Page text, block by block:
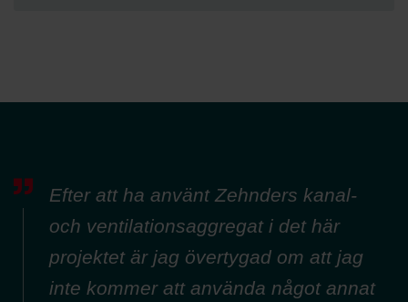
Efter att ha använt Zehnders kanal-
och ventilationsaggregat i det här
projektet är jag övertygad om att jag
inte kommer att använda något annat